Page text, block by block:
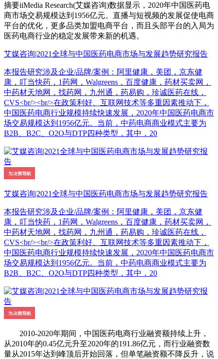
摘要iiMedia Research(艾媒咨询)数据显示，2020年中国医药电
商市场交易规模达到1956亿元。直播与短视频的发展促使电商
平台的优化，更多品类加盟电商平台，而且头部平台的入局为
医药电商行业的稳定发展带来新的机遇。
艾媒咨询|2021全球与中国医药电商市场与发展趋势研究报告
本报告研究涉及企业/品牌/案例：阿里健康，美团，京东健
康，叮当快药，1药网，Walgreens，百度健康，药材买卖网，
中药材天地网，找药网，九州通，药易购，珍诚医药在线，
CVS<br/><br/>在政策利好、互联网技术等多重因素推动下，
中国医药电商行业规模持续快速发展，2020年中国医药电商市
场交易规模达到1956亿元。当前，中药电商商业模式主要为
B2B、B2C、O2O与DTP四种类型，其中，20
艾媒咨询|2021全球与中国医药电商市场与发展趋势研究报告
本报告研究涉及企业/品牌/案例：阿里健康，美团，京东健
康，叮当快药，1药网，Walgreens，百度健康，药材买卖网，
中药材天地网，找药网，九州通，药易购，珍诚医药在线，
CVS<br/><br/>在政策利好、互联网技术等多重因素推动下，
中国医药电商行业规模持续快速发展，2020年中国医药电商市
场交易规模达到1956亿元。当前，中药电商商业模式主要为
B2B、B2C、O2O与DTP四种类型，其中，20
2010-2020年期间，中国医药电商行业融资额持续上升，
从2010年的0.45亿元升至2020年的191.86亿元，而行业融资数
量从2015年达到峰顶后开始回落，但单笔融资额不降反升，说